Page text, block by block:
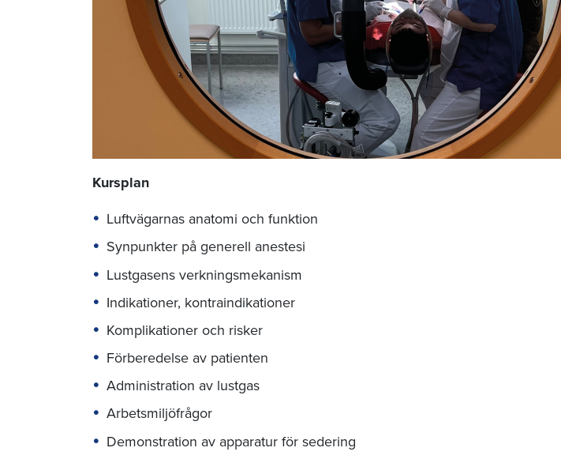
Kursplan
Luftvägarnas anatomi och funktion
Synpunkter på generell anestesi
Lustgasens verkningsmekanism
Indikationer, kontraindikationer
Komplikationer och risker
Förberedelse av patienten
Administration av lustgas
Arbetsmiljöfrågor
Demonstration av apparatur för sedering